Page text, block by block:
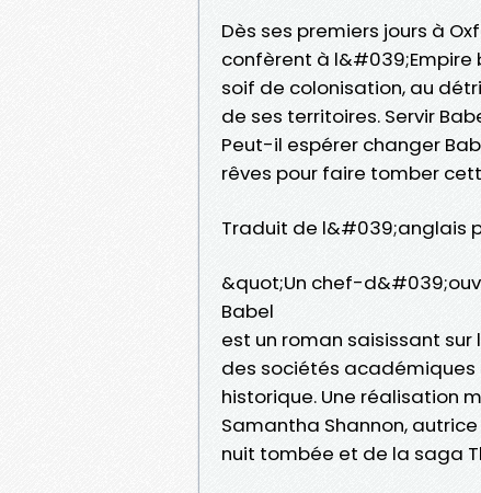
Dès ses premiers jours à
confèrent à l&#039;Empire
soif de colonisation, au
de ses territoires. Servir
Peut-il espérer changer
rêves pour faire tomber
Traduit de l&#039;anglais
&quot;Un chef-
Babel
est un roman saisissant
des sociétés
historique. Une réalisation
Samantha Shannon,
nuit tombée et de la saga